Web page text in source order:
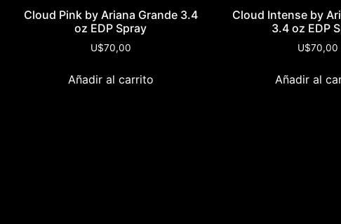
Cloud Pink by Ariana Grande 3.4
oz EDP Spray
U$70,00
Añadir al carrito
Cloud Intense by
3.4 oz EDP
U$70,00
Añadir al